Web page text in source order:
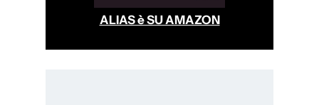
ALIAS è SU AMAZON